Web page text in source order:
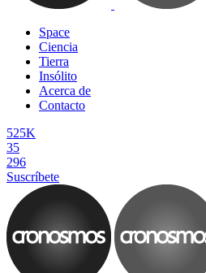
Space
Ciencia
Tierra
Insólito
Acerca de
Contacto
525K
35
296
Suscríbete